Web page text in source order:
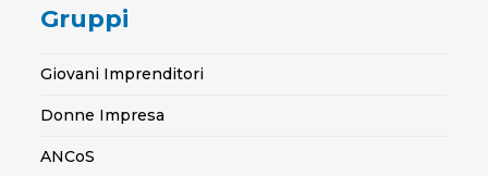
Gruppi
Giovani Imprenditori
Donne Impresa
ANCoS